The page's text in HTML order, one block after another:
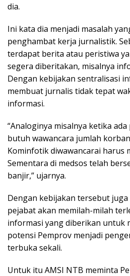
dia.
Ini kata dia menjadi masalah
penghambat kerja jurnalistik.
terdapat berita atau peristiwa
segera diberitakan, misalnya
Dengan kebijakan sentralisasi
membuat jurnalis tidak tepat
informasi.
“Analoginya misalnya ketika
butuh wawancara jumlah
Kominfotik diwawancarai harus
Sementara di medsos telah
banjir,” ujarnya.
Dengan kebijakan tersebut
pejabat akan memilah-milah
informasi yang diberikan untuk
potensi Pemprov menjadi
terbuka sekali.
Untuk itu AMSI NTB meminta